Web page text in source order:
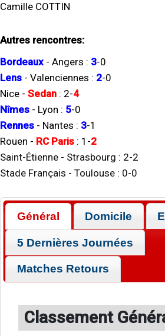
Camille COTTIN
Autres rencontres:
Bordeaux - Angers : 3-0
Lens - Valenciennes : 2-0
Nice - Sedan : 2-4
Nîmes - Lyon : 5-0
Rennes - Nantes : 3-1
Rouen - RC Paris : 1 -2
Saint-Étienne - Strasbourg : 2-2
Stade Français - Toulouse : 0-0
Général Domicile
5 Dernières Journées
Matches Retours
Classement